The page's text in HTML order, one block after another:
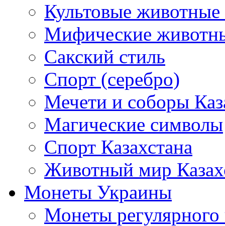
Культовые
Мифические
Сакский стиль
Спорт (серебро)
Мечети и соборы
Магические символы
Спорт Казахстана
Животный мир
Монеты Украины
Монеты регулярного